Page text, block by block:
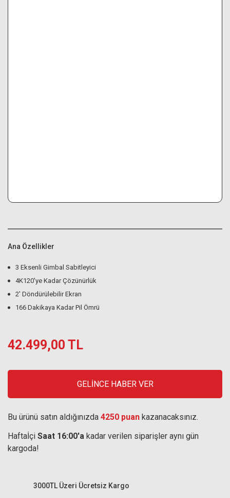
Ana Özellikler
3 Eksenli Gimbal Sabitleyici
4K120'ye Kadar Çözünürlük
2' Döndürülebilir Ekran
166 Dakikaya Kadar Pil Ömrü
42.499,00 TL
GELİNCE HABER VER
Bu ürünü satın aldığınızda 4250 puan kazanacaksınız.
Haftaİçi Saat 16:00'a kadar verilen siparişler aynı gün
kargoda!
3000TL Üzeri Ücretsiz Kargo